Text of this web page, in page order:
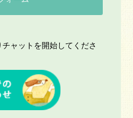
ャットを開始してくださ